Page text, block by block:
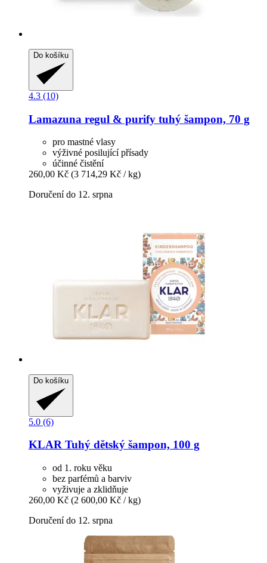
Do košíku
4.3 (10)
Lamazuna regul & purify tuhý šampon, 70 g
pro mastné vlasy
výživné posilující přísady
účinné čistění
260,00 Kč (3 714,29 Kč / kg)
Doručení do 12. srpna
Do košíku
5.0 (6)
KLAR Tuhý dětský šampon, 100 g
od 1. roku věku
bez parfémů a barviv
vyživuje a zklidňuje
260,00 Kč (2 600,00 Kč / kg)
Doručení do 12. srpna